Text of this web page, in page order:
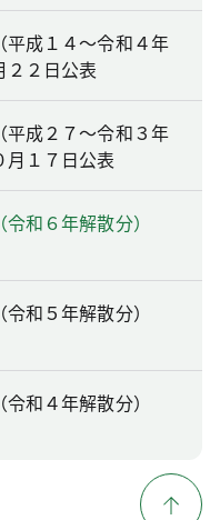
成１４～令和４年
２日公表
成２７～令和３年
１７日公表
令和６年解散分）
令和５年解散分）
令和４年解散分）